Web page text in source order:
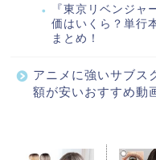
『東京リベンジャ
価はいくら？単行
まとめ！
アニメに強いサブス
額が安いおすすめ動